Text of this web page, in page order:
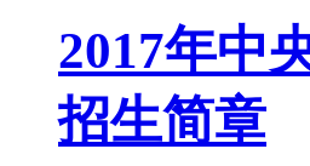
2017年中
招生简章